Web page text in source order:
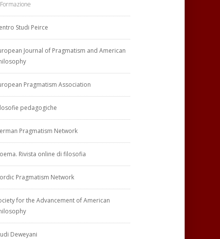
Studi Peirce
Journal of Pragmatism and American
Pragmatism Association
pedagogiche
Pragmatism Network
Rivista online di filosofia
Pragmatism Network
for the Advancement of American
Deweyani